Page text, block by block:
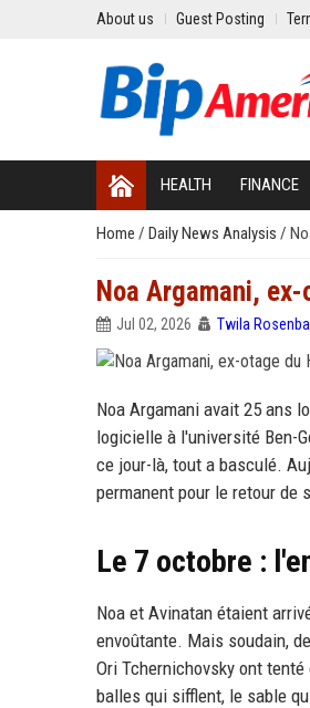
About us Guest Posting
HEALTH FINANCE
Home / Daily News Analysis /
Noa Argamani,
Jul 02, 2026 Twila
Noa Argamani avait 25 ans
logicielle à l'université Ben-
ce jour-là, tout a basculé.
permanent pour le retour de
Le 7 octobre :
Noa et Avinatan étaient
envoûtante. Mais soudain,
Ori Tchernichovsky ont
balles qui sifflent, le sable